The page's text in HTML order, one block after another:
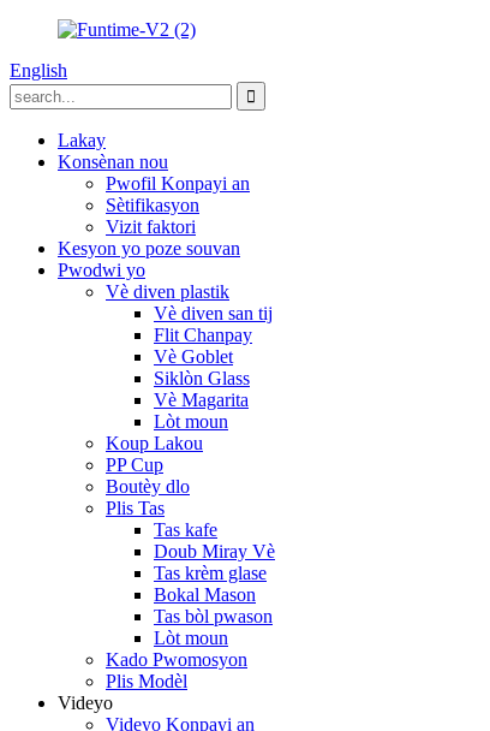
English
Lakay
Konsènan nou
Pwofil Konpayi an
Sètifikasyon
Vizit faktori
Kesyon yo poze souvan
Pwodwi yo
Vè diven plastik
Vè diven san tij
Flit Chanpay
Vè Goblet
Siklòn Glass
Vè Magarita
Lòt moun
Koup Lakou
PP Cup
Boutèy dlo
Plis Tas
Tas kafe
Doub Miray Vè
Tas krèm glase
Bokal Mason
Tas bòl pwason
Lòt moun
Kado Pwomosyon
Plis Modèl
Videyo
Videyo Konpayi an